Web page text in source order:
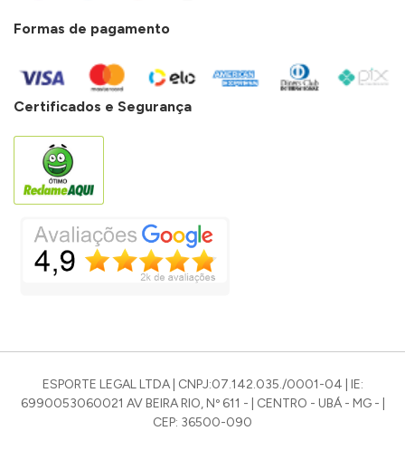
Formas de pagamento
Certificados e Segurança
ESPORTE LEGAL LTDA | CNPJ:07.142.035./0001-04 | IE:
6990053060021 AV BEIRA RIO, Nº 611 - | CENTRO - UBÁ - MG - |
CEP: 36500-090